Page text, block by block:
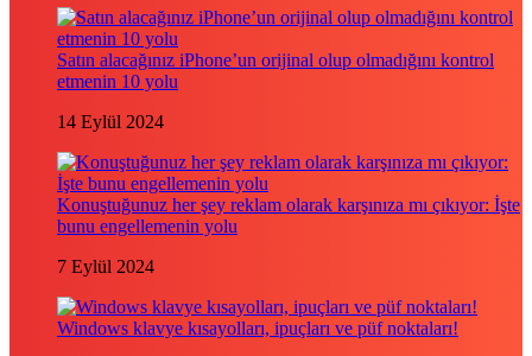
Satın alacağınız iPhone’un orijinal olup olmadığını kontrol
etmenin 10 yolu
14 Eylül 2024
Konuştuğunuz her şey reklam olarak karşınıza mı çıkıyor: İşte
bunu engellemenin yolu
7 Eylül 2024
Windows klavye kısayolları, ipuçları ve püf noktaları!